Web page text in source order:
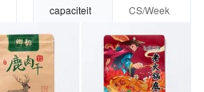
capaciteit
CS/Week